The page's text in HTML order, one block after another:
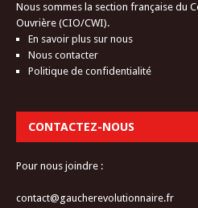
Nous sommes la section française du
Ouvrière (CIO/CWI).
En savoir plus sur nous
Nous contacter
Politique de confidentialité
CONTACTEZ-NOUS
Pour nous joindre :
contact@gaucherevolutionnaire.fr